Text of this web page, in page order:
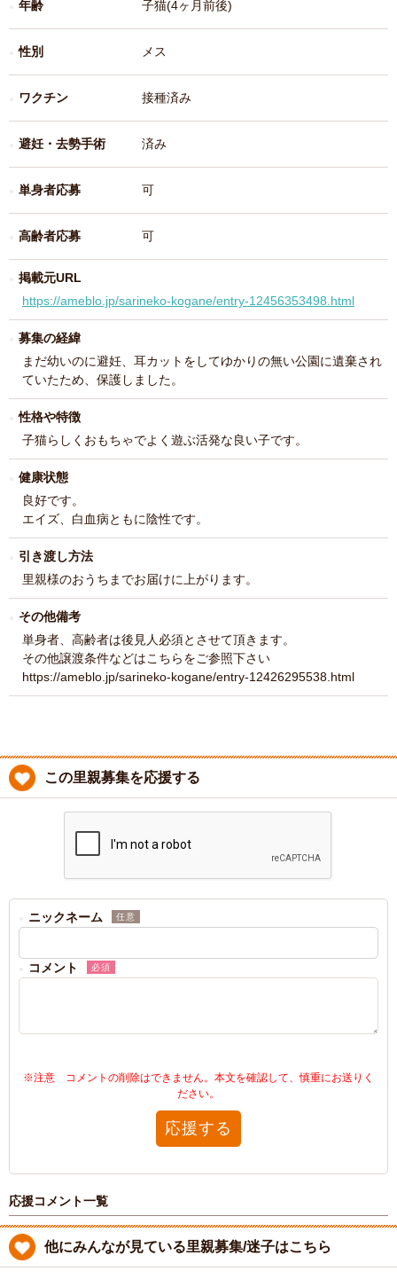
年齢 子猫(4ヶ月前後)
性別 メス
ワクチン 接種済み
避妊・去勢手術 済み
単身者応募 可
高齢者応募 可
掲載元URL
https://ameblo.jp/sarineko-kogane/entry-12456353498.html
募集の経緯
まだ幼いのに避妊、耳カットをしてゆかりの無い公園に遺棄され
ていたため、保護しました。
性格や特徴
子猫らしくおもちゃでよく遊ぶ活発な良い子です。
健康状態
良好です。
エイズ、白血病ともに陰性です。
引き渡し方法
里親様のおうちまでお届けに上がります。
その他備考
単身者、高齢者は後見人必須とさせて頂きます。
その他譲渡条件などはこちらをご参照下さい
https://ameblo.jp/sarineko-kogane/entry-12426295538.html
この里親募集を応援する
ニックネーム 任意
コメント 必須
※注意 コメントの削除はできません。本文を確認して、慎重にお送りく
ださい。
応援する
応援コメント一覧
他にみんなが見ている里親募集/迷子はこちら